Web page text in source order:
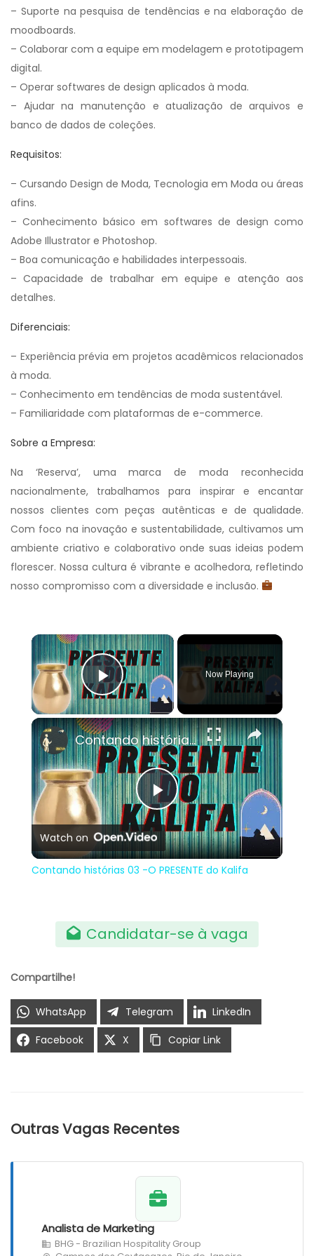
– Suporte na pesquisa de tendências e na elaboração de
moodboards.
– Colaborar com a equipe em modelagem e prototipagem
digital.
– Operar softwares de design aplicados à moda.
– Ajudar na manutenção e atualização de arquivos e
banco de dados de coleções.
Requisitos:
– Cursando Design de Moda, Tecnologia em Moda ou áreas
afins.
– Conhecimento básico em softwares de design como
Adobe Illustrator e Photoshop.
– Boa comunicação e habilidades interpessoais.
– Capacidade de trabalhar em equipe e atenção aos
detalhes.
Diferenciais:
– Experiência prévia em projetos acadêmicos relacionados
à moda.
– Conhecimento em tendências de moda sustentável.
– Familiaridade com plataformas de e-commerce.
Sobre a Empresa:
Na ‘Reserva’, uma marca de moda reconhecida
nacionalmente, trabalhamos para inspirar e encantar
nossos clientes com peças autênticas e de qualidade.
Com foco na inovação e sustentabilidade, cultivamos um
ambiente criativo e colaborativo onde suas ideias podem
florescer. Nossa cultura é vibrante e acolhedora, refletindo
nosso compromisso com a diversidade e inclusão.
×
Play Video
Now Playing
×
Play
Video
Contando histórias 03 -O PRESENTE do Kalifa
Watch on
Contando histórias 03 -O PRESENTE do Kalifa
Candidatar-se à vaga
Compartilhe!
WhatsApp Telegram
LinkedIn
Facebook
X Copiar Link
Outras Vagas Recentes
Analista de Marketing
BHG - Brazilian Hospitality Group